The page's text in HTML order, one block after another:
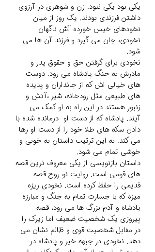
یکی بود یکی نبود. زن و شوهری در آرزوی
داشتن فرزندی بودند. یک روز از میان
نخودهای خیس خورده آش ناگهان
نخودی، جان می گیرد و فرزند آن ها می
شود.
نخودی برای گرفتن حق و حقوق پدر و
مادرش به جنگ پادشاه می رود. دوست
های خیالی اش که از جانداران و پدیده
های طبیعی مثل رودخانه، شیر ،آتش و
زنبور هستند در این راه به او کمک می
آیند. پادشاه که از دست او درمانده شده با
دادن سکه های طلا خود را از دست او رها
می کند. به این ترتیب داستان به خوبی و
خوشی تمام می شود.
داستان بازنویسی از یکی معروف ترین قصه
های قومی است. روایت نو روح قصه
قدیمی را حفظ کرده است. نخودی ریزه
میزه که با جسارت تمام به جنگ و مبارزه
پادشاه و آدم بزرگ ها می رود، قصه
پیروزی یک شخصیت ضعیف اما زیرک را
در مقابل شخصیت قوی و ظالم نشان می
دهد. نخودی در جبهه خیر و پادشاه در